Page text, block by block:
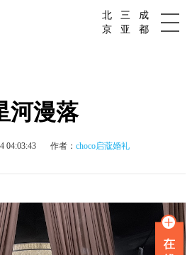
北
京
三
亚
成
都
河漫落
04:03:43 作者：choco启蔻婚礼